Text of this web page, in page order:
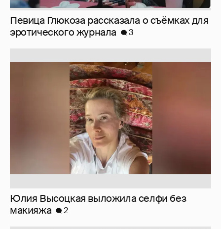
Певица Глюкоза рассказала о съёмках для
эротического журнала
3
Юлия Высоцкая выложила селфи без
макияжа
2